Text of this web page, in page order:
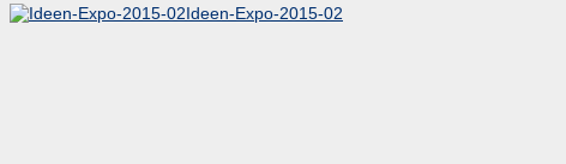
Ideen-Expo-2015-02